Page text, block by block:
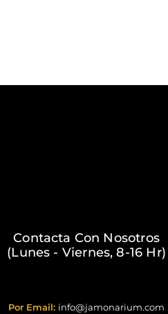
Contacta Con Nosotros
(Lunes - Viernes, 8-16 Hr)
Por Email: info@jamonarium.com